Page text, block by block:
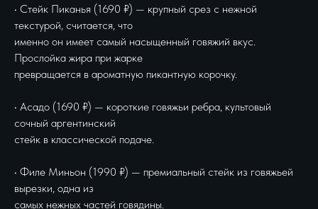
• Стейк Пиканья (1690 ₽) — крупный срез с нежной
текстурой, считается, что
именно он имеет самый насыщенный говяжий вкус.
Прослойка жира при жарке
превращается в ароматную пикантную корочку.
• Асадо (1690 ₽) — короткие говяжьи ребра, культовый
сочный аргентинский
стейк в классической подаче.
• Филе Миньон (1990 ₽) — премиальный стейк из говяжьей
вырезки, одна из
самых нежных частей говядины.